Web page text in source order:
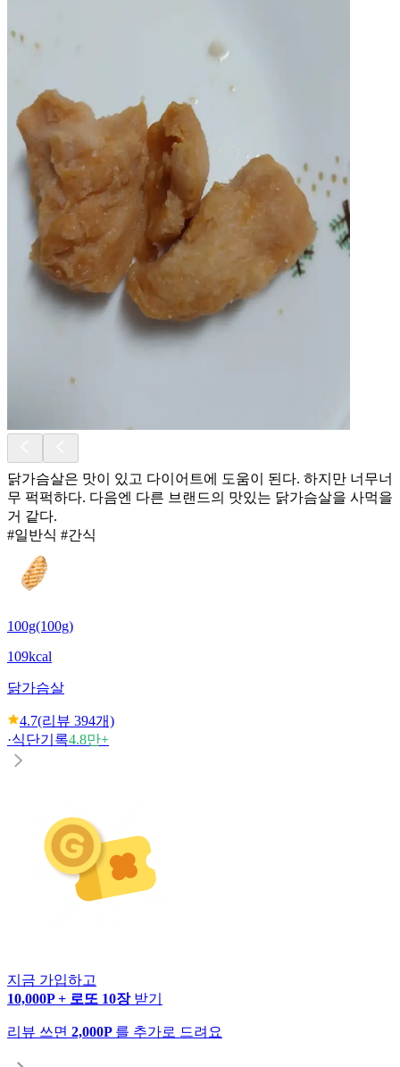
닭가슴살은 맛이 있고 다이어트에 도움이 된다. 하지만 너무너
무 퍽퍽하다. 다음엔 다른 브랜드의 맛있는 닭가슴살을 사먹을
거 같다.
#일반식 #간식
100g(100g)
109kcal
닭가슴살
4.7(리뷰 394개)
·식단기록4.8만+
지금 가입하고
10,000P + 로또 10장 받기
리뷰 쓰면 2,000P 를 추가로 드려요